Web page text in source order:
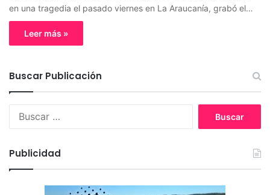
en una tragedia el pasado viernes en La Araucanía, grabó el…
Leer más »
Buscar Publicación
:
Publicidad